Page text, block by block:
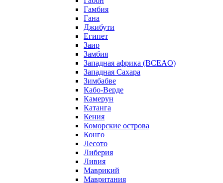
Гамбия
Гана
Джибути
Египет
Заир
Замбия
Западная африка (BCEAO)
Западная Сахара
Зимбабве
Кабо-Верде
Камерун
Катанга
Кения
Коморские острова
Конго
Лесото
Либерия
Ливия
Маврикий
Мавритания